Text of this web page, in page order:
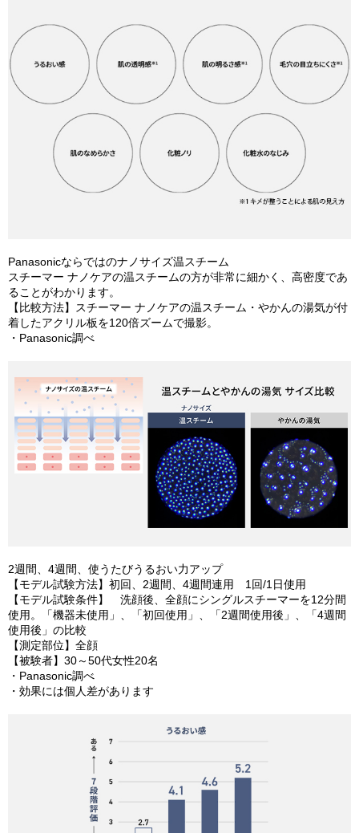
Panasonicならではのナノサイズ温スチーム
スチーマー ナノケアの温スチームの方が非常に細かく、高密度であ
ることがわかります。
【比較方法】スチーマー ナノケアの温スチーム・やかんの湯気が付
着したアクリル板を120倍ズームで撮影。
・Panasonic調べ
2週間、4週間、使うたびうるおい力アップ
【モデル試験方法】初回、2週間、4週間連用 1回/1日使用
【モデル試験条件】 洗顔後、全顔にシングルスチーマーを12分間
使用。「機器未使用」、「初回使用」、「2週間使用後」、「4週間
使用後」の比較
【測定部位】全顔
【被験者】30～50代女性20名
・Panasonic調べ
・効果には個人差があります